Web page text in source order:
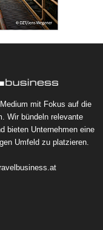
mit Fokus auf die
Wir bündeln relevante
bieten Unternehmen eine
Umfeld zu platzieren.